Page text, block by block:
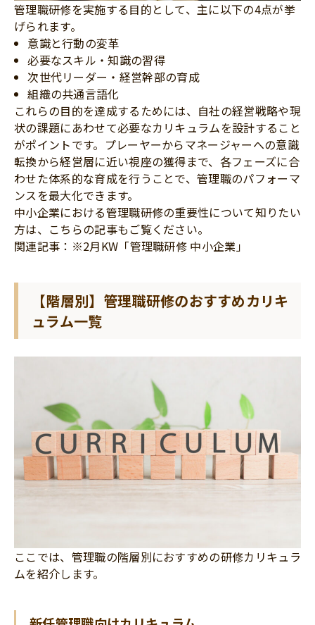
管理職研修を実施する目的として、主に以下の4点が挙
げられます。
意識と行動の変革
必要なスキル・知識の習得
次世代リーダー・経営幹部の育成
組織の共通言語化
これらの目的を達成するためには、自社の経営戦略や現
状の課題にあわせて必要なカリキュラムを設計すること
がポイントです。プレーヤーからマネージャーへの意識
転換から経営層に近い視座の獲得まで、各フェーズに合
わせた体系的な育成を行うことで、管理職のパフォーマ
ンスを最大化できます。
中小企業における管理職研修の重要性について知りたい
方は、こちらの記事もご覧ください。
関連記事：※2月KW「管理職研修 中小企業」
【階層別】管理職研修のおすすめカリキ
ュラム一覧
ここでは、管理職の階層別におすすめの研修カリキュラ
ムを紹介します。